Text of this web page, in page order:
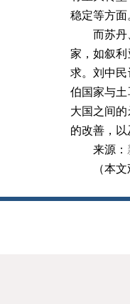
稳定等方面
而苏丹
家，如叙
求。刘中民
伯国家与
大国之间
的改善，
来源：
（本